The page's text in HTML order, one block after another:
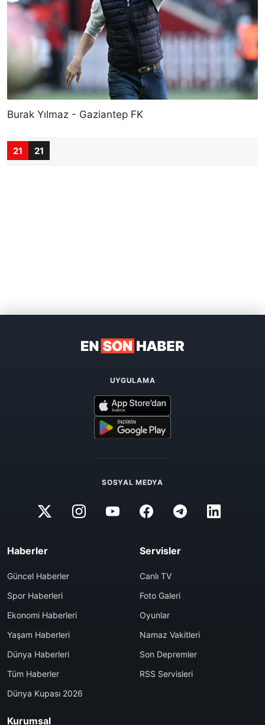
Burak Yılmaz - Gaziantep FK
21 21
UYGULAMA
SOSYAL MEDYA
Haberler
Güncel Haberler
Spor Haberleri
Ekonomi Haberleri
Yaşam Haberleri
Dünya Haberleri
Tüm Haberler
Dünya Kupası 2026
Servisler
Canlı TV
Foto Galeri
Oyunlar
Namaz Vakitleri
Son Depremler
RSS Servisleri
Kurumsal